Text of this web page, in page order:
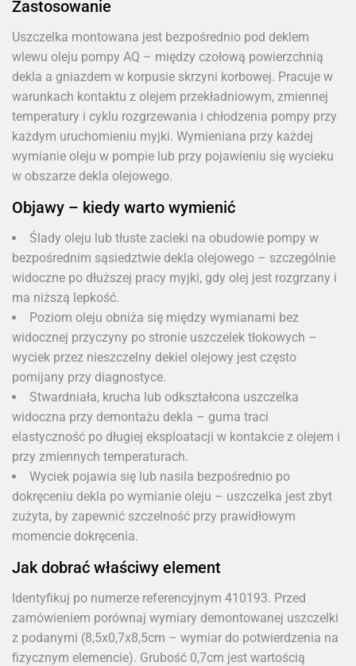
Zastosowanie
Uszczelka montowana jest bezpośrednio pod deklem
wlewu oleju pompy AQ – między czołową powierzchnią
dekla a gniazdem w korpusie skrzyni korbowej. Pracuje w
warunkach kontaktu z olejem przekładniowym, zmiennej
temperatury i cyklu rozgrzewania i chłodzenia pompy przy
każdym uruchomieniu myjki. Wymieniana przy każdej
wymianie oleju w pompie lub przy pojawieniu się wycieku
w obszarze dekla olejowego.
Objawy – kiedy warto wymienić
Ślady oleju lub tłuste zacieki na obudowie pompy w
bezpośrednim sąsiedztwie dekla olejowego – szczególnie
widoczne po dłuższej pracy myjki, gdy olej jest rozgrzany i
ma niższą lepkość.
Poziom oleju obniża się między wymianami bez
widocznej przyczyny po stronie uszczelek tłokowych –
wyciek przez nieszczelny dekiel olejowy jest często
pomijany przy diagnostyce.
Stwardniała, krucha lub odkształcona uszczelka
widoczna przy demontażu dekla – guma traci
elastyczność po długiej eksploatacji w kontakcie z olejem i
przy zmiennych temperaturach.
Wyciek pojawia się lub nasila bezpośrednio po
dokręceniu dekla po wymianie oleju – uszczelka jest zbyt
zużyta, by zapewnić szczelność przy prawidłowym
momencie dokręcenia.
Jak dobrać właściwy element
Identyfikuj po numerze referencyjnym 410193. Przed
zamówieniem porównaj wymiary demontowanej uszczelki
z podanymi (8,5x0,7x8,5cm – wymiar do potwierdzenia na
fizycznym elemencie). Grubość 0,7cm jest wartością